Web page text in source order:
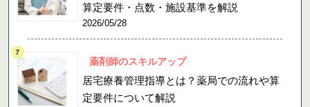
算定要件・点数・施設基準を解説
2026/05/28
薬剤師のスキルアップ
居宅療養管理指導とは？薬局での流れや算
定要件について解説